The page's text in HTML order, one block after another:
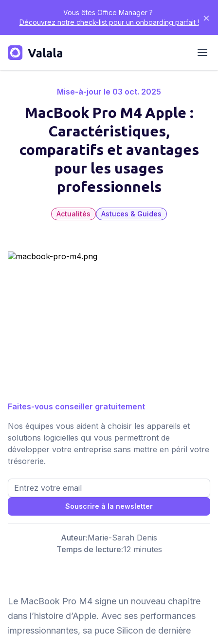
Vous êtes Office Manager ?
Découvrez notre check-list pour un onboarding parfait ! ×
Mise-à-jour le 03 oct. 2025
MacBook Pro M4 Apple :
Caractéristiques,
comparatifs et avantages
pour les usages
professionnels
Actualités Astuces & Guides
Faites-vous conseiller gratuitement
Nos équipes vous aident à choisir les appareils et
solutions logicielles qui vous permettront de
développer votre entreprise sans mettre en péril votre
trésorerie.
Souscrire à la newsletter
Auteur:Marie-Sarah Denis
Temps de lecture:12 minutes
Le MacBook Pro M4 signe un nouveau chapitre
dans l’histoire d’Apple. Avec ses performances
impressionnantes, sa puce Silicon de dernière